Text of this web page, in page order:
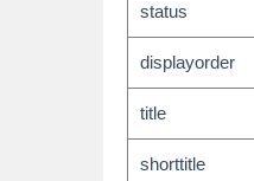
status
displayorder
title
shorttitle